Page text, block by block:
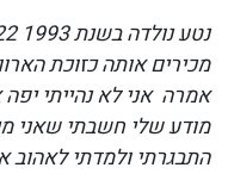
אמרה אני לא נהייתי
מודע שלי חשבתי שאני
התבגרתי ולמדתי לאהוב